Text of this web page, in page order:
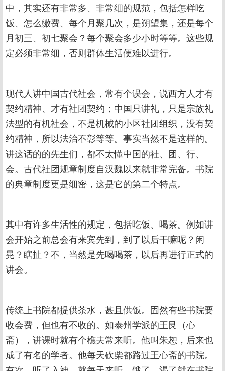
中，其实还有非常多、非常细的规范，包括怎样吃
饭、怎么缴费、每个月聚几次，是朔望集，还是每个
月初三、初七聚会？每个聚会多少小时等等。这些规
定必须非常细，否则群体生活便难以进行。
现代人讲中国古代社会，常有个误会，说西方人才有
契约精神、才有社团契约；中国只讲礼，只是宗族礼
法型的有机社会，不是机械的小区社团组织，没有契
约精神，所以法治不彰等等。事实当然不是这样的。
讲这话的的先生们，都不太懂中国的社、团、行、
会。古代社团规章制度自汉魏以来就非常完备。书院
的典章制度更是细密，这是它的第二个特点。
其中有许多生活性的规定，包括吃饭、喝茶。例如讲
会开始之前总会有来宾先到，到了以后干嘛呢？闲
晃？瞎扯？不，当然是先喝喝茶，以后再进行正式的
讲会。
传统上书院都提供茶水，甚且供饭。固然有些书院要
收会费，但也有不收的。如泰州学派的王艮（心
斋），讲课时就有个樵夫常来听。他叫朱恕，后来也
成了有名的学者。他每天砍柴都路过王心斋的书院。